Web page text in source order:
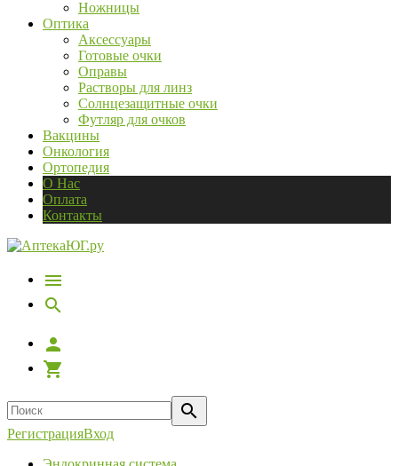
Ножницы
Оптика
Аксессуары
Готовые очки
Оправы
Растворы для линз
Солнцезащитные очки
Футляр для очков
Вакцины
Онкология
Ортопедия
О Нас
Оплата
Контакты
РегистрацияВход